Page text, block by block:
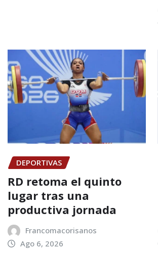
DEPORTIVAS
RD retoma el quinto
lugar tras una
productiva jornada
Francomacorisanos
Ago 6, 2026